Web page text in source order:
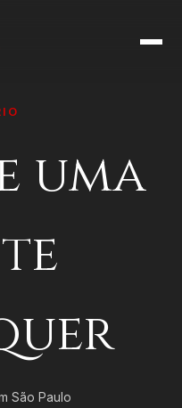
uma
São Paulo